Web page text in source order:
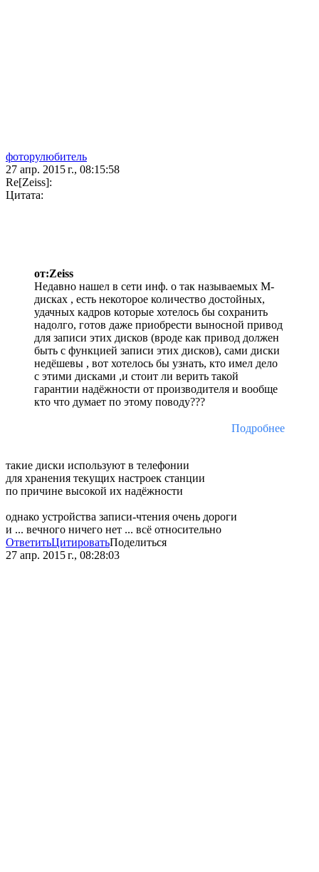
фоторулюбитель
27 апр. 2015 г., 08:15:58
Re[Zeiss]:
Цитата:
от:Zeiss
Недавно нашел в сети инф. о так называемых М-
дисках , есть некоторое количество достойных,
удачных кадров которые хотелось бы сохранить
надолго, готов даже приобрести выносной привод
для записи этих дисков (вроде как привод должен
быть с функцией записи этих дисков), сами диски
недёшевы , вот хотелось бы узнать, кто имел дело
с этими дисками ,и стоит ли верить такой
гарантии надёжности от производителя и вообще
кто что думает по этому поводу???
Подробнее
такие диски используют в телефонии
для хранения текущих настроек станции
по причине высокой их надёжности
однако устройства записи-чтения очень дороги
и ... вечного ничего нет ... всё относительно
ОтветитьЦитироватьПоделиться
27 апр. 2015 г., 08:28:03